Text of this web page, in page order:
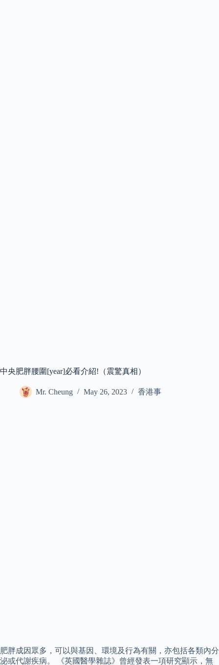
中央肥胖腰圍[year]必看介紹!（震驚真相）
Mr. Cheung May 26, 2023 香港事
肥胖成因眾多，可以與基因、環境及行為有關，亦包括各類內分
泌或代謝疾病。 《英國醫學雜誌》曾經發表一項研究顯示，無